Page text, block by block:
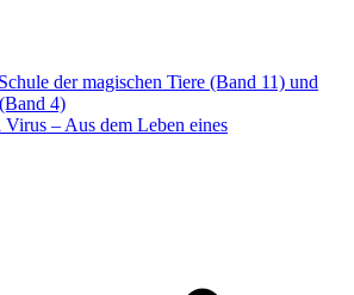
der magischen Tiere (Band 11) und
4)
– Aus dem Leben eines